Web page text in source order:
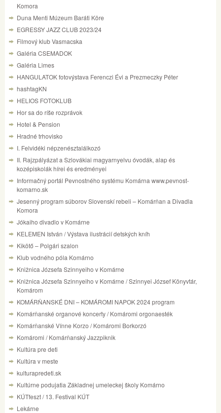
Komora
Duna Menti Múzeum Baráti Köre
EGRESSY JAZZ CLUB 2023/24
Filmový klub Vasmacska
Galéria CSEMADOK
Galéria Limes
HANGULATOK fotovýstava Ferenczi Évi a Prezmeczky Péter
hashtagKN
HELIOS FOTOKLUB
Hor sa do ríše rozprávok
Hotel & Pension
Hradné trhovisko
I. Felvidéki népzenésztalálkozó
II. Rajzpályázat a Szlovákiai magyarnyelvu óvodák, alap és
kozépiskolák hírei és eredményei
Informačný portál Pevnostného systému Komárna www.pevnost-
komarno.sk
Jesenný program súborov Slovenskí rebeli – Komárňan a Divadla
Komora
Jókaiho divadlo v Komárne
KELEMEN István / Výstava ilustrácií detských kníh
Kikötő – Polgári szalon
Klub vodného póla Komárno
Knižnica Józsefa Szinnyeiho v Komárne
Knižnica Józsefa Szinnyeiho v Komárne / Szinnyei József Könyvtár,
Komárom
KOMÁRŇANSKÉ DNI – KOMÁROMI NAPOK 2024 program
Komárňanské organové koncerty / Komáromi orgonaesték
Komárňanské Vínne Korzo / Komáromi Borkorzó
Komáromi / Komárňanský Jazzpiknik
Kultúra pre deti
Kultúra v meste
kulturapredeti.sk
Kultúrne podujatia Základnej umeleckej školy Komárno
KÚTfeszt / 13. Festival KÚT
Lekárne